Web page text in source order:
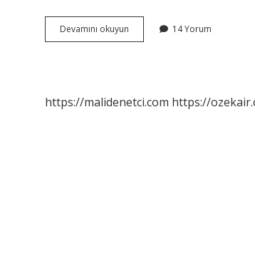
Devamını okuyun
Günde
14 Yorum
https://malidenetci.com https://